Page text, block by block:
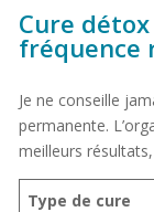
Cure
fréquence
Je ne conseille
permanente.
meilleurs
Type de cure